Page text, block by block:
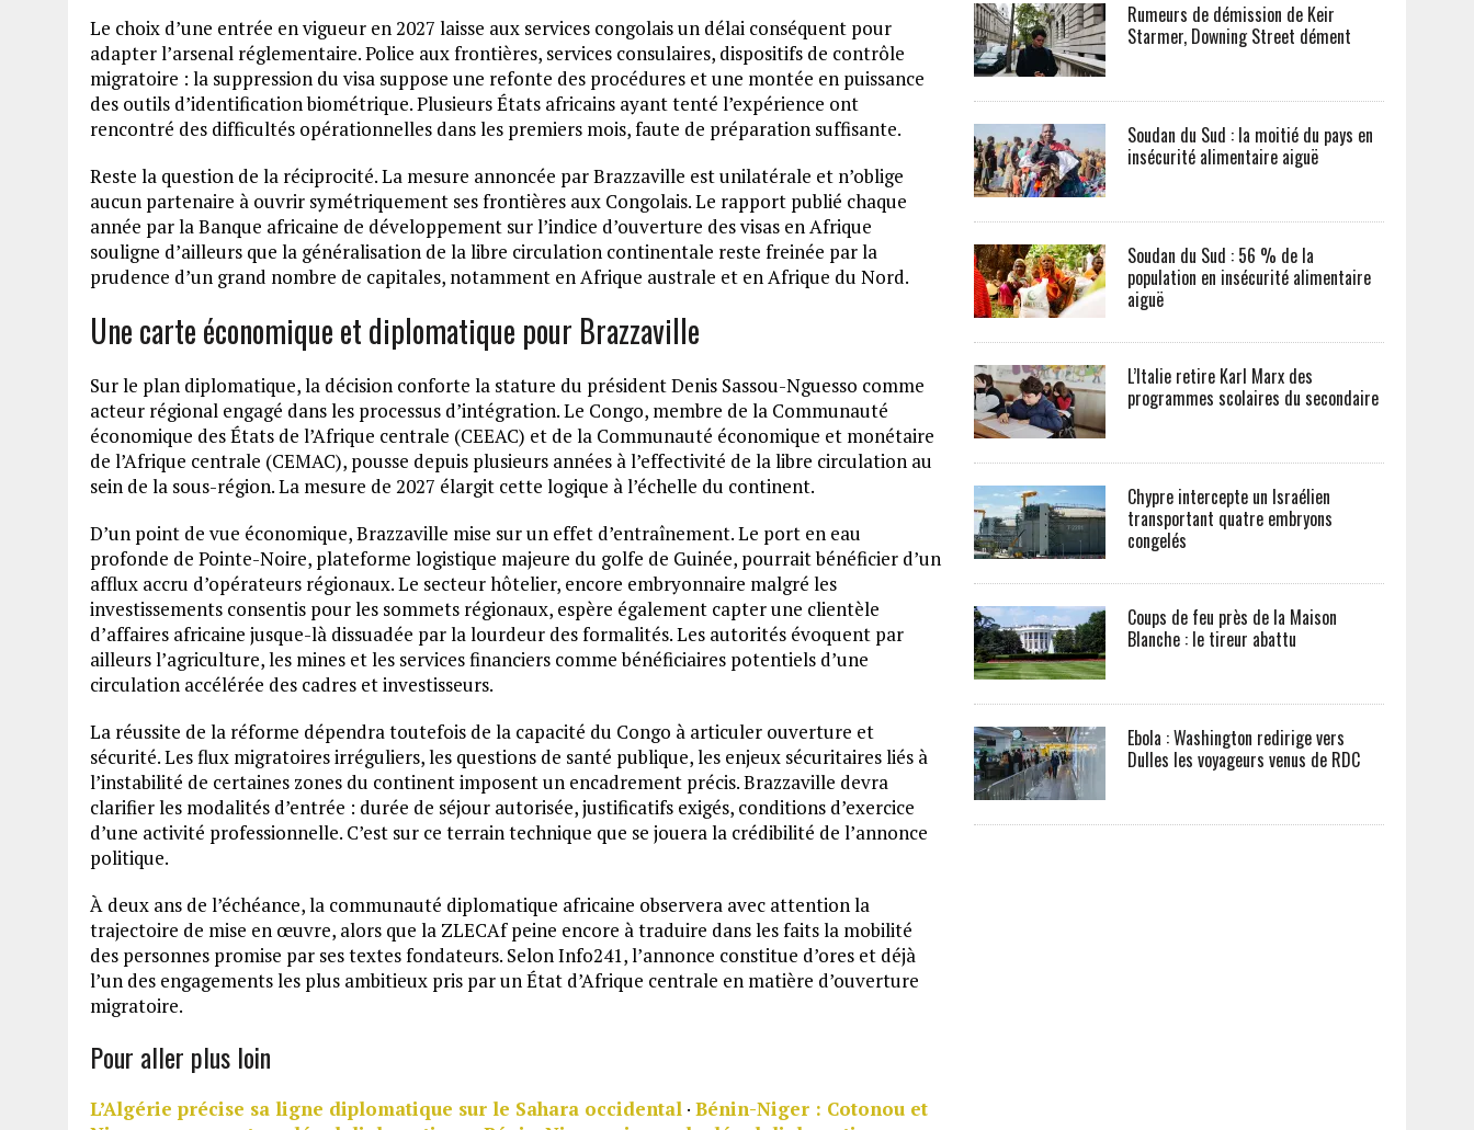
Le choix d’une entrée en vigueur en 2027 laisse aux services congolais un délai conséquent pour
adapter l’arsenal réglementaire. Police aux frontières, services consulaires, dispositifs de contrôle
migratoire : la suppression du visa suppose une refonte des procédures et une montée en puissance
des outils d’identification biométrique. Plusieurs États africains ayant tenté l’expérience ont
rencontré des difficultés opérationnelles dans les premiers mois, faute de préparation suffisante.
Reste la question de la réciprocité. La mesure annoncée par Brazzaville est unilatérale et n’oblige
aucun partenaire à ouvrir symétriquement ses frontières aux Congolais. Le rapport publié chaque
année par la Banque africaine de développement sur l’indice d’ouverture des visas en Afrique
souligne d’ailleurs que la généralisation de la libre circulation continentale reste freinée par la
prudence d’un grand nombre de capitales, notamment en Afrique australe et en Afrique du Nord.
Une carte économique et diplomatique pour Brazzaville
Sur le plan diplomatique, la décision conforte la stature du président Denis Sassou-Nguesso comme
acteur régional engagé dans les processus d’intégration. Le Congo, membre de la Communauté
économique des États de l’Afrique centrale (CEEAC) et de la Communauté économique et monétaire
de l’Afrique centrale (CEMAC), pousse depuis plusieurs années à l’effectivité de la libre circulation au
sein de la sous-région. La mesure de 2027 élargit cette logique à l’échelle du continent.
D’un point de vue économique, Brazzaville mise sur un effet d’entraînement. Le port en eau
profonde de Pointe-Noire, plateforme logistique majeure du golfe de Guinée, pourrait bénéficier d’un
afflux accru d’opérateurs régionaux. Le secteur hôtelier, encore embryonnaire malgré les
investissements consentis pour les sommets régionaux, espère également capter une clientèle
d’affaires africaine jusque-là dissuadée par la lourdeur des formalités. Les autorités évoquent par
ailleurs l’agriculture, les mines et les services financiers comme bénéficiaires potentiels d’une
circulation accélérée des cadres et investisseurs.
La réussite de la réforme dépendra toutefois de la capacité du Congo à articuler ouverture et
sécurité. Les flux migratoires irréguliers, les questions de santé publique, les enjeux sécuritaires liés à
l’instabilité de certaines zones du continent imposent un encadrement précis. Brazzaville devra
clarifier les modalités d’entrée : durée de séjour autorisée, justificatifs exigés, conditions d’exercice
d’une activité professionnelle. C’est sur ce terrain technique que se jouera la crédibilité de l’annonce
politique.
À deux ans de l’échéance, la communauté diplomatique africaine observera avec attention la
trajectoire de mise en œuvre, alors que la ZLECAf peine encore à traduire dans les faits la mobilité
des personnes promise par ses textes fondateurs. Selon Info241, l’annonce constitue d’ores et déjà
l’un des engagements les plus ambitieux pris par un État d’Afrique centrale en matière d’ouverture
migratoire.
Pour aller plus loin
L’Algérie précise sa ligne diplomatique sur le Sahara occidental · Bénin-Niger : Cotonou et
Rumeurs de démission de Keir
Starmer, Downing Street dément
Soudan du Sud : la moitié du pays en
insécurité alimentaire aiguë
Soudan du Sud : 56 % de la
population en insécurité alimentaire
aiguë
L’Italie retire Karl Marx des
programmes scolaires du secondaire
Chypre intercepte un Israélien
transportant quatre embryons
congelés
Coups de feu près de la Maison
Blanche : le tireur abattu
Ebola : Washington redirige vers
Dulles les voyageurs venus de RDC